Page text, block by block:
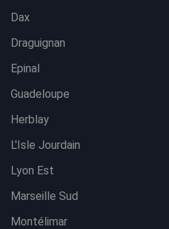
Dax
Draguignan
Epinal
Guadeloupe
Herblay
L'Isle Jourdain
Lyon Est
Marseille Sud
Montélimar